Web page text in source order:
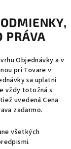
,
PRÁVA
Objednávky a v
pri Tovare v
sa uplatní
vždy totožná s
uvedená Cena
zadarmo.
všetkých